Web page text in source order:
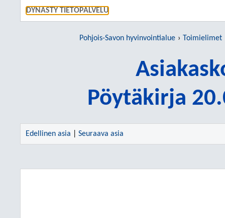
DYNASTY TIETOPALVELU
Pohjois-Savon hyvinvointialue Toimielimet
Pöytäkirja
Edellinen asia Seuraava asia